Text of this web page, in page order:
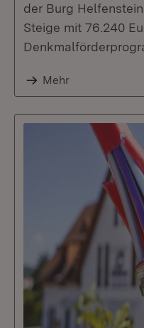
der Burg
Steige mit 76.240
Mehr